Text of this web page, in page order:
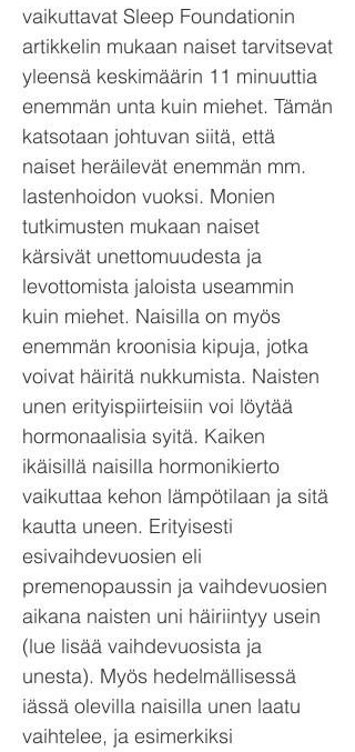
vaikuttavat Sleep Foundationin
artikkelin mukaan naiset tarvitsevat
yleensä keskimäärin 11 minuuttia
enemmän unta kuin miehet. Tämän
katsotaan johtuvan siitä, että
naiset heräilevät enemmän mm.
lastenhoidon vuoksi. Monien
tutkimusten mukaan naiset
kärsivät unettomuudesta ja
levottomista jaloista useammin
kuin miehet. Naisilla on myös
enemmän kroonisia kipuja, jotka
voivat häiritä nukkumista. Naisten
unen erityispiirteisiin voi löytää
hormonaalisia syitä. Kaiken
ikäisillä naisilla hormonikierto
vaikuttaa kehon lämpötilaan ja sitä
kautta uneen. Erityisesti
esivaihdevuosien eli
premenopaussin ja vaihdevuosien
aikana naisten uni häiriintyy usein
(lue lisää vaihdevuosista ja
unesta). Myös hedelmällisessä
iässä olevilla naisilla unen laatu
vaihtelee, ja esimerkiksi